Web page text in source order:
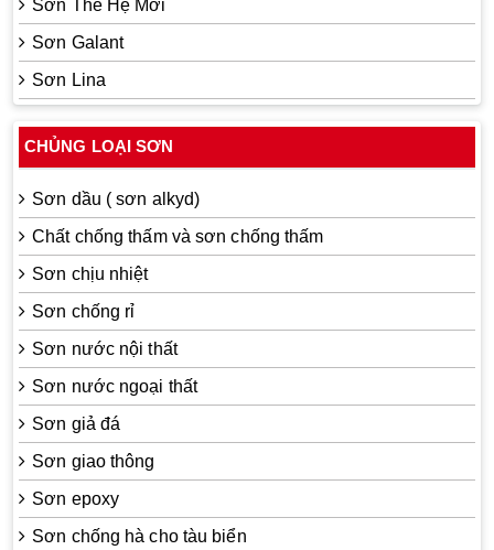
Sơn Thế Hệ Mới
Sơn Galant
Sơn Lina
CHỦNG LOẠI SƠN
Sơn dầu ( sơn alkyd)
Chất chống thấm và sơn chống thấm
Sơn chịu nhiệt
Sơn chống rỉ
Sơn nước nội thất
Sơn nước ngoại thất
Sơn giả đá
Sơn giao thông
Sơn epoxy
Sơn chống hà cho tàu biển